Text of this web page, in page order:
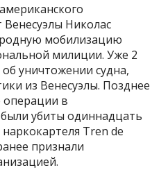
Венесуэлы Николас
мобилизацию
милиции. Уже 2
уничтожении судна,
из Венесуэлы. Позднее
операции в
убиты одиннадцать
Tren de
признали